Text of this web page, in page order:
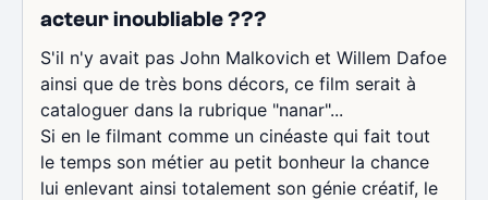
acteur inoubliable ???
S'il n'y avait pas John Malkovich et Willem Dafoe
ainsi que de très bons décors, ce film serait à
cataloguer dans la rubrique "nanar"...
Si en le filmant comme un cinéaste qui fait tout
le temps son métier au petit bonheur la chance
lui enlevant ainsi totalement son génie créatif, le